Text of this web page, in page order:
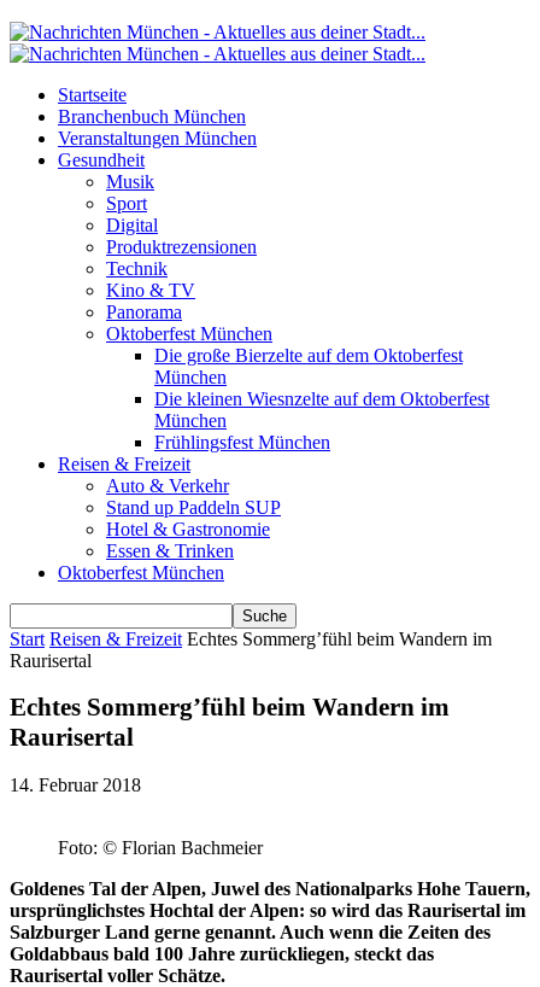
Startseite
Branchenbuch München
Veranstaltungen München
Gesundheit
Musik
Sport
Digital
Produktrezensionen
Technik
Kino & TV
Panorama
Oktoberfest München
Die große Bierzelte auf dem Oktoberfest
München
Die kleinen Wiesnzelte auf dem Oktoberfest
München
Frühlingsfest München
Reisen & Freizeit
Auto & Verkehr
Stand up Paddeln SUP
Hotel & Gastronomie
Essen & Trinken
Oktoberfest München
Start Reisen & Freizeit Echtes Sommerg’fühl beim Wandern im
Raurisertal
Echtes Sommerg’fühl beim Wandern im
Raurisertal
14. Februar 2018
Foto: © Florian Bachmeier
Goldenes Tal der Alpen, Juwel des Nationalparks Hohe Tauern,
ursprünglichstes Hochtal der Alpen: so wird das Raurisertal im
Salzburger Land gerne genannt. Auch wenn die Zeiten des
Goldabbaus bald 100 Jahre zurückliegen, steckt das
Raurisertal voller Schätze.